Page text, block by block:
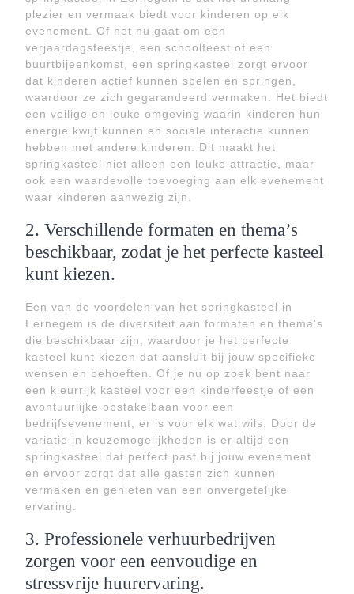
plezier en vermaak biedt voor kinderen op elk
evenement. Of het nu gaat om een
verjaardagsfeestje, een schoolfeest of een
buurtbijeenkomst, een springkasteel zorgt ervoor
dat kinderen actief kunnen spelen en springen,
waardoor ze zich gegarandeerd vermaken. Het biedt
een veilige en leuke omgeving waarin kinderen hun
energie kwijt kunnen en sociale interactie kunnen
hebben met andere kinderen. Dit maakt het
springkasteel niet alleen een leuke attractie, maar
ook een waardevolle toevoeging aan elk evenement
waar kinderen aanwezig zijn.
2. Verschillende formaten en thema’s
beschikbaar, zodat je het perfecte kasteel
kunt kiezen.
Een van de voordelen van het springkasteel in
Eernegem is de diversiteit aan formaten en thema’s
die beschikbaar zijn, waardoor je het perfecte
kasteel kunt kiezen dat aansluit bij jouw specifieke
wensen en behoeften. Of je nu op zoek bent naar
een kleurrijk kasteel voor een kinderfeestje of een
avontuurlijke obstakelbaan voor een
bedrijfsevenement, er is voor elk wat wils. Door de
variatie in keuzemogelijkheden is er altijd een
springkasteel dat perfect past bij jouw evenement
en ervoor zorgt dat alle gasten zich kunnen
vermaken en genieten van een onvergetelijke
ervaring.
3. Professionele verhuurbedrijven
zorgen voor een eenvoudige en
stressvrije huurervaring.